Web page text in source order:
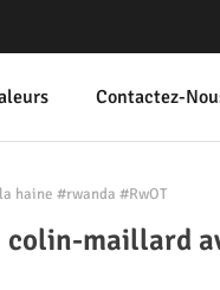
Contactez-
haine #rwanda #RwOT
colin-maillard